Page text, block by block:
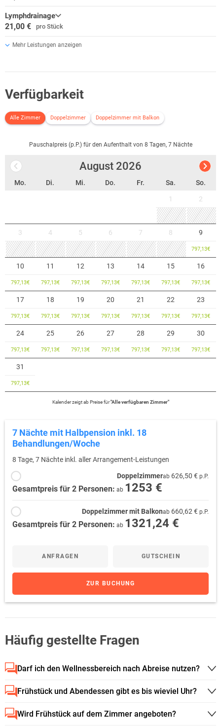
Lymphdrainage
21,00 € pro Stück
Mehr Leistungen anzeigen
Verfügbarkeit
Alle Zimmer Doppelzimmer Doppelzimmer mit Balkon
Pauschalpreis (p.P.) für den Aufenthalt von 8 Tagen, 7 Nächte
August 2026
Mo. Di. Mi. Do. Fr. Sa. So.
1 2
3 4 5 6 7 8 9
797,13€
10
797,13€
11
797,13€
12
797,13€
13
797,13€
14
797,13€
15
797,13€
16
797,13€
17
797,13€
18
797,13€
19
797,13€
20
797,13€
21
797,13€
22
797,13€
23
797,13€
24
797,13€
25
797,13€
26
797,13€
27
797,13€
28
797,13€
29
797,13€
30
797,13€
31
797,13€
Kalender zeigtab Preise für"Alle verfügbaren Zimmer"
7 Nächte mit Halbpension inkl. 18
Behandlungen/Woche
8 Tage, 7 Nächte inkl. aller Arrangement-Leistungen
Doppelzimmerab 626,50 € p.P.
Gesamtpreis für 2 Personen: ab 1253 €
Doppelzimmer mit Balkonab 660,62 € p.P.
Gesamtpreis für 2 Personen: ab 1321,24 €
ANFRAGEN GUTSCHEIN
ZUR BUCHUNG
Häufig gestellte Fragen
Darf ich den Wellnessbereich nach Abreise nutzen?
Frühstück und Abendessen gibt es bis wieviel Uhr?
Wird Frühstück auf dem Zimmer angeboten?